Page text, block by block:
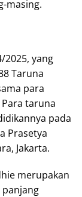
masing.
2025, yang
Taruna
para
taruna
pada
Prasetya
Jakarta.
merupakan
panjang